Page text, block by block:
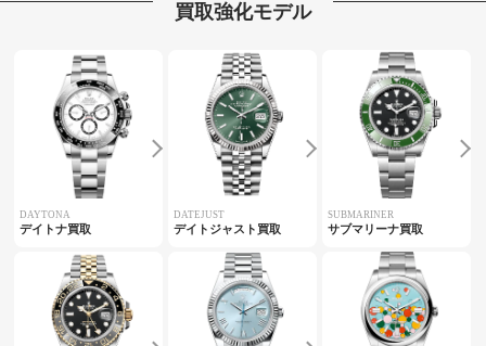
買取強化モデル
DAYTONA
デイトナ買取
DATEJUST
デイトジャスト買取
SUBMARINER
サブマリーナ買取